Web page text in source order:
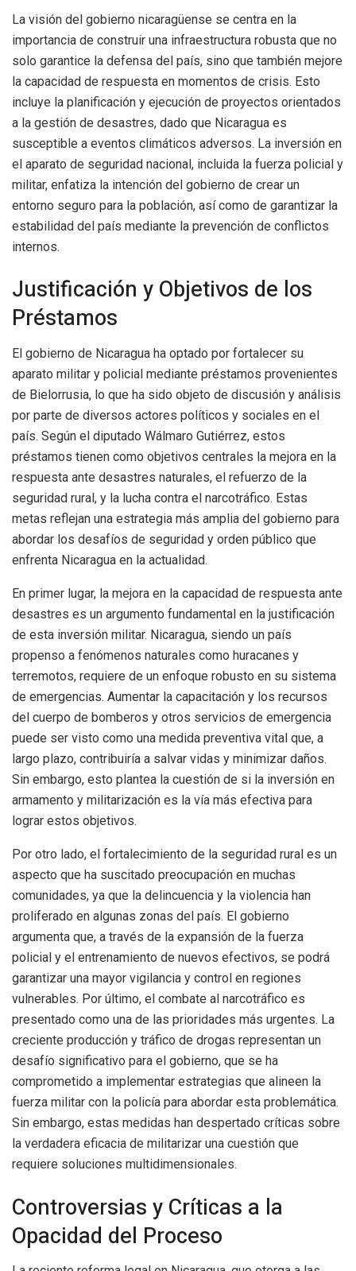
La visión del gobierno nicaragüense se centra en la
importancia de construir una infraestructura robusta que no
solo garantice la defensa del país, sino que también mejore
la capacidad de respuesta en momentos de crisis. Esto
incluye la planificación y ejecución de proyectos orientados
a la gestión de desastres, dado que Nicaragua es
susceptible a eventos climáticos adversos. La inversión en
el aparato de seguridad nacional, incluida la fuerza policial y
militar, enfatiza la intención del gobierno de crear un
entorno seguro para la población, así como de garantizar la
estabilidad del país mediante la prevención de conflictos
internos.
Justificación y Objetivos de los
Préstamos
El gobierno de Nicaragua ha optado por fortalecer su
aparato militar y policial mediante préstamos provenientes
de Bielorrusia, lo que ha sido objeto de discusión y análisis
por parte de diversos actores políticos y sociales en el
país. Según el diputado Wálmaro Gutiérrez, estos
préstamos tienen como objetivos centrales la mejora en la
respuesta ante desastres naturales, el refuerzo de la
seguridad rural, y la lucha contra el narcotráfico. Estas
metas reflejan una estrategia más amplia del gobierno para
abordar los desafíos de seguridad y orden público que
enfrenta Nicaragua en la actualidad.
En primer lugar, la mejora en la capacidad de respuesta ante
desastres es un argumento fundamental en la justificación
de esta inversión militar. Nicaragua, siendo un país
propenso a fenómenos naturales como huracanes y
terremotos, requiere de un enfoque robusto en su sistema
de emergencias. Aumentar la capacitación y los recursos
del cuerpo de bomberos y otros servicios de emergencia
puede ser visto como una medida preventiva vital que, a
largo plazo, contribuiría a salvar vidas y minimizar daños.
Sin embargo, esto plantea la cuestión de si la inversión en
armamento y militarización es la vía más efectiva para
lograr estos objetivos.
Por otro lado, el fortalecimiento de la seguridad rural es un
aspecto que ha suscitado preocupación en muchas
comunidades, ya que la delincuencia y la violencia han
proliferado en algunas zonas del país. El gobierno
argumenta que, a través de la expansión de la fuerza
policial y el entrenamiento de nuevos efectivos, se podrá
garantizar una mayor vigilancia y control en regiones
vulnerables. Por último, el combate al narcotráfico es
presentado como una de las prioridades más urgentes. La
creciente producción y tráfico de drogas representan un
desafío significativo para el gobierno, que se ha
comprometido a implementar estrategias que alineen la
fuerza militar con la policía para abordar esta problemática.
Sin embargo, estas medidas han despertado críticas sobre
la verdadera eficacia de militarizar una cuestión que
requiere soluciones multidimensionales.
Controversias y Críticas a la
Opacidad del Proceso